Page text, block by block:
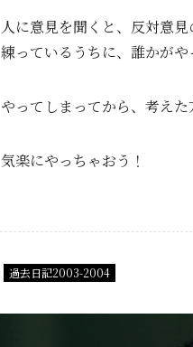
人に意見を聞くと、反対意見
練っているうちに、誰かがや
やってしまってから、考えた
気楽にやっちゃおう！
過去日記2003-2004